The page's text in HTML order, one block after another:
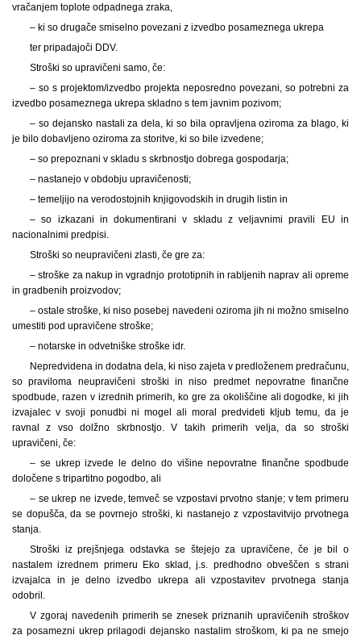
vračanjem toplote odpadnega zraka,
– ki so drugače smiselno povezani z izvedbo posameznega ukrepa
ter pripadajoči DDV.
Stroški so upravičeni samo, če:
– so s projektom/izvedbo projekta neposredno povezani, so potrebni za
izvedbo posameznega ukrepa skladno s tem javnim pozivom;
– so dejansko nastali za dela, ki so bila opravljena oziroma za blago, ki
je bilo dobavljeno oziroma za storitve, ki so bile izvedene;
– so prepoznani v skladu s skrbnostjo dobrega gospodarja;
– nastanejo v obdobju upravičenosti;
– temeljijo na verodostojnih knjigovodskih in drugih listin in
– so izkazani in dokumentirani v skladu z veljavnimi pravili EU in
nacionalnimi predpisi.
Stroški so neupravičeni zlasti, če gre za:
– stroške za nakup in vgradnjo prototipnih in rabljenih naprav ali opreme
in gradbenih proizvodov;
– ostale stroške, ki niso posebej navedeni oziroma jih ni možno smiselno
umestiti pod upravičene stroške;
– notarske in odvetniške stroške idr.
Nepredvidena in dodatna dela, ki niso zajeta v predloženem predračunu,
so praviloma neupravičeni stroški in niso predmet nepovratne finančne
spodbude, razen v izrednih primerih, ko gre za okoliščine ali dogodke, ki jih
izvajalec v svoji ponudbi ni mogel ali moral predvideti kljub temu, da je
ravnal z vso dolžno skrbnostjo. V takih primerih velja, da so stroški
upravičeni, če:
– se ukrep izvede le delno do višine nepovratne finančne spodbude
določene s tripartitno pogodbo, ali
– se ukrep ne izvede, temveč se vzpostavi prvotno stanje; v tem primeru
se dopušča, da se povrnejo stroški, ki nastanejo z vzpostavitvijo prvotnega
stanja.
Stroški iz prejšnjega odstavka se štejejo za upravičene, če je bil o
nastalem izrednem primeru Eko sklad, j.s. predhodno obveščen s strani
izvajalca in je delno izvedbo ukrepa ali vzpostavitev prvotnega stanja
odobril.
V zgoraj navedenih primerih se znesek priznanih upravičenih stroškov
za posamezni ukrep prilagodi dejansko nastalim stroškom, ki pa ne smejo